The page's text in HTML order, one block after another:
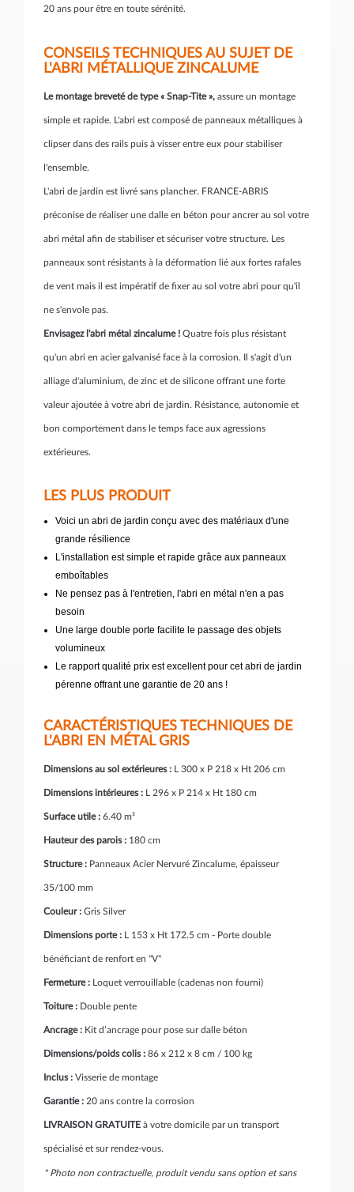
20 ans pour être en toute sérénité.
CONSEILS TECHNIQUES AU SUJET DE
L'ABRI MÉTALLIQUE ZINCALUME
Le montage breveté de type « Snap-Tite », assure un montage
simple et rapide. L'abri est composé de panneaux métalliques à
clipser dans des rails puis à visser entre eux pour stabiliser
l'ensemble.
L'abri de jardin est livré sans plancher. FRANCE-ABRIS
préconise de réaliser une dalle en béton pour ancrer au sol votre
abri métal afin de stabiliser et sécuriser votre structure. Les
panneaux sont résistants à la déformation lié aux fortes rafales
de vent mais il est impératif de fixer au sol votre abri pour qu'il
ne s'envole pas.
Envisagez l'abri métal zincalume ! Quatre fois plus résistant
qu'un abri en acier galvanisé face à la corrosion. Il s'agit d'un
alliage d'aluminium, de zinc et de silicone offrant une forte
valeur ajoutée à votre abri de jardin. Résistance, autonomie et
bon comportement dans le temps face aux agressions
extérieures.
LES PLUS PRODUIT
Voici un abri de jardin conçu avec des matériaux d'une
grande résilience
L'installation est simple et rapide grâce aux panneaux
emboîtables
Ne pensez pas à l'entretien, l'abri en métal n'en a pas
besoin
Une large double porte facilite le passage des objets
volumineux
Le rapport qualité prix est excellent pour cet abri de jardin
pérenne offrant une garantie de 20 ans !
CARACTÉRISTIQUES TECHNIQUES DE
L'ABRI EN MÉTAL GRIS
Dimensions au sol extérieures : L 300 x P 218 x Ht 206 cm
Dimensions intérieures : L 296 x P 214 x Ht 180 cm
Surface utile : 6.40 m²
Hauteur des parois : 180 cm
Structure : Panneaux Acier Nervuré Zincalume, épaisseur
35/100 mm
Couleur : Gris Silver
Dimensions porte : L 153 x Ht 172.5 cm - Porte double
bénéficiant de renfort en "V"
Fermeture : Loquet verrouillable (cadenas non fourni)
Toiture : Double pente
Ancrage : Kit d’ancrage pour pose sur dalle béton
Dimensions/poids colis : 86 x 212 x 8 cm / 100 kg
Inclus : Visserie de montage
Garantie : 20 ans contre la corrosion
LIVRAISON GRATUITE à votre domicile par un transport
spécialisé et sur rendez-vous.
* Photo non contractuelle, produit vendu sans option et sans